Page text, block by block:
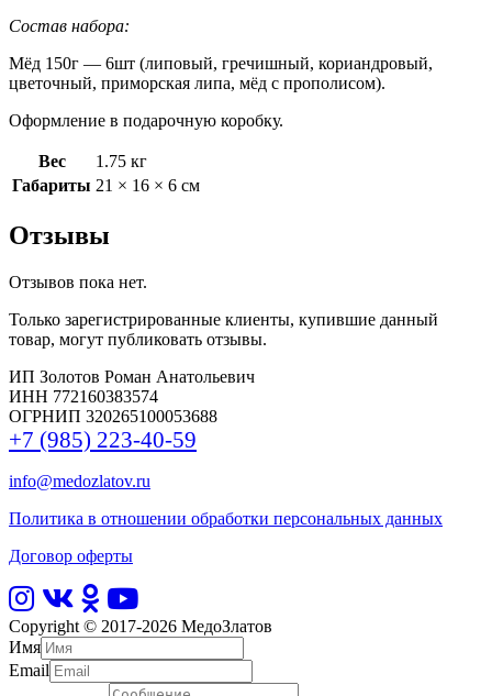
Состав набора:
Мёд 150г — 6шт (липовый, гречишный, кориандровый,
цветочный, приморская липа, мёд с прополисом).
Оформление в подарочную коробку.
Вес
1.75 кг
Габариты 21 × 16 × 6 см
Отзывы
Отзывов пока нет.
Только зарегистрированные клиенты, купившие данный
товар, могут публиковать отзывы.
ИП Золотов Роман Анатольевич
ИНН 772160383574
ОГРНИП 320265100053688
+7 (985) 223-40-59
info@medozlatov.ru
Политика в отношении обработки персональных данных
Договор оферты
Copyright © 2017-2026 МедоЗлатов
Имя
Email